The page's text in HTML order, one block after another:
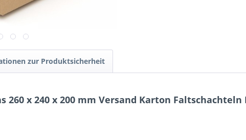
zur Produktsicherheit
x 240 x 200 mm Versand Karton Faltschachteln